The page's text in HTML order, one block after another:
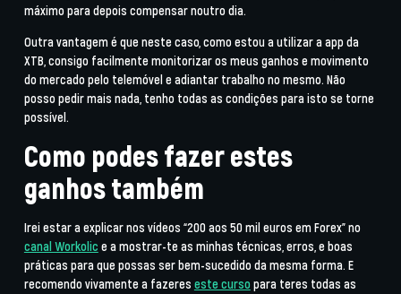
máximo para depois compensar noutro dia.
Outra vantagem é que neste caso, como estou a utilizar a app da
XTB, consigo facilmente monitorizar os meus ganhos e movimento
do mercado pelo telemóvel e adiantar trabalho no mesmo. Não
posso pedir mais nada, tenho todas as condições para isto se torne
possível.
Como podes fazer estes
ganhos também
Irei estar a explicar nos vídeos “200 aos 50 mil euros em Forex” no
canal Workolic e a mostrar-te as minhas técnicas, erros, e boas
práticas para que possas ser bem-sucedido da mesma forma. E
recomendo vivamente a fazeres este curso para teres todas as